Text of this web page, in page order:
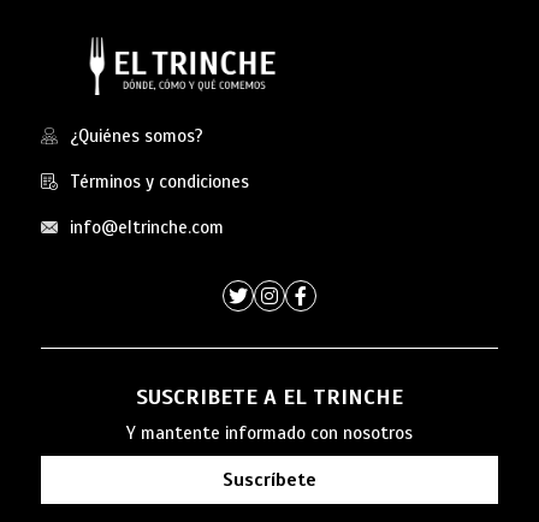
¿Quiénes somos?
Términos y condiciones
info@eltrinche.com
SUSCRIBETE A EL TRINCHE
Y mantente informado con nosotros
Suscríbete